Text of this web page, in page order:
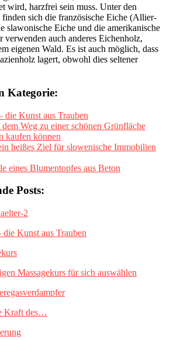
wird, harzfrei sein muss. Unter den
sich die französische Eiche (Allier-
slawonische Eiche und die amerikanische
verwenden auch anderes Eichenholz,
eigenen Wald. Es ist auch möglich, dass
lagert, obwohl dies seltener
Kategorie:
die Kunst aus Trauben
Weg zu einer schönen Grünfläche
kaufen können
heißes Ziel für slowenische Immobilien
eines Blumentopfes aus Beton
Posts:
Kunst aus Trauben
Massagekurs für sich auswählen
Kraft des…